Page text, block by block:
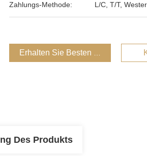
Zahlungs-Methode: L/C, T/T,
Erhalten Sie Besten Preis
Des Produkts